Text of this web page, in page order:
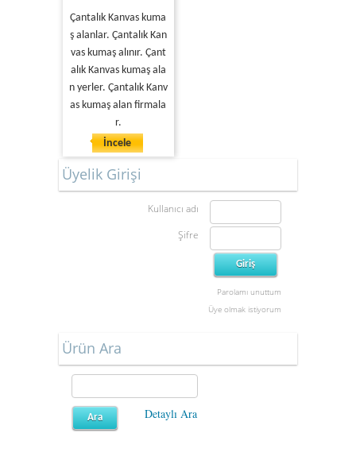
Çantalık Kanvas kuma
ş alanlar. Çantalık Kan
vas kumaş alınır. Çant
alık Kanvas kumaş ala
n yerler. Çantalık Kanv
as kumaş alan firmala
r.
İncele
Üyelik Girişi
Kullanıcı adı
Şifre
Parolamı unuttum
Üye olmak istiyorum
Ürün Ara
Detaylı Ara